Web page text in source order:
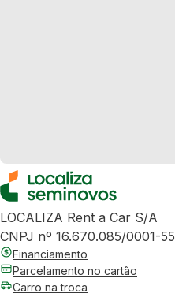
LOCALIZA Rent a Car S/A
CNPJ nº 16.670.085/0001-55
Financiamento
Parcelamento no cartão
Carro na troca